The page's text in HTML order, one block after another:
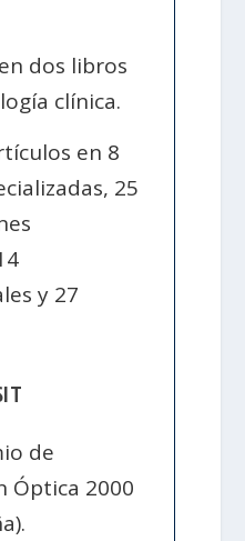
dos libros
clínica.
en 8
25
y 27
de
Óptica 2000